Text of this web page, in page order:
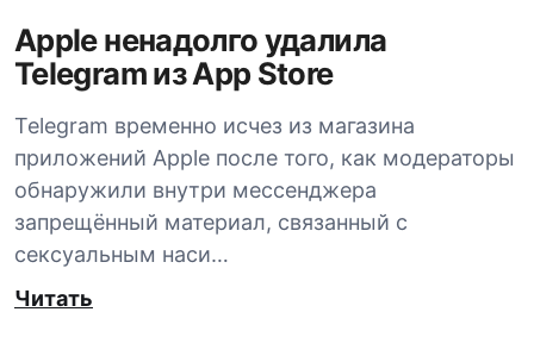
Apple ненадолго удалила
Telegram из App Store
Telegram временно исчез из магазина
приложений Apple после того, как модераторы
обнаружили внутри мессенджера
запрещённый материал, связанный с
сексуальным наси…
Читать